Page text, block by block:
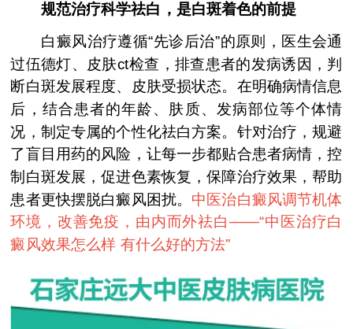
规范治疗科学祛白，是白斑着色的前提
白癜风治疗遵循“先诊后治”的原则，医生会通
过伍德灯、皮肤ct检查，排查患者的发病诱因，判
断白斑发展程度、皮肤受损状态。在明确病情信息
后，结合患者的年龄、肤质、发病部位等个体情
况，制定专属的个性化祛白方案。针对治疗，规避
了盲目用药的风险，让每一步都贴合患者病情，控
制白斑发展，促进色素恢复，保障治疗效果，帮助
患者更快摆脱白癜风困扰。 中医治白癜风调节机体
环境，改善免疫，由内而外祛白——“中医治疗白
癜风效果怎么样 有什么好的方法”